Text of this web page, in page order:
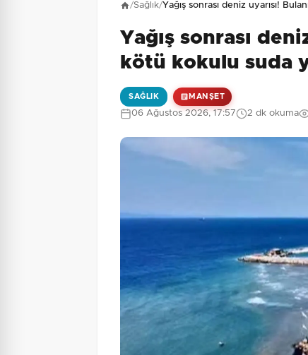
Güvenlik Sorusu: 2 + 4 = ?
/Sağlık/Yağış sonrası deniz uyarısı!
Yağış sonrası
kötü kokulu suda
SAĞLIK MANŞET
06 Ağustos 2026, 17:57 2 dk okuma